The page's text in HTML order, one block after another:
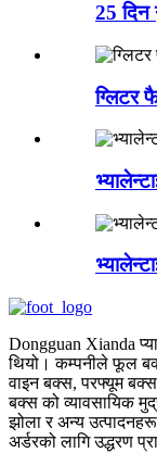
25 दिन
ग्लिटर
Dongguan Xianda
थियो। कम्पनीले फूल
वाइन बक्स, परफ्यूम
बक्स को व्यावसायिक
झोला र अन्य
अर्डरको लागि उद्धरण